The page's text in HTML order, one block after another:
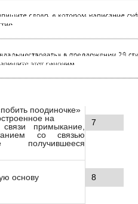
поодиночке»
на
связи примыкание,
со связью
получившееся
7
основу
8